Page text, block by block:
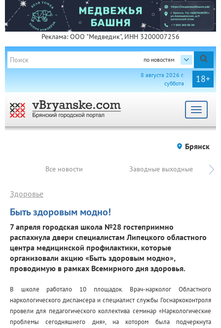
Реклама: ООО "Медведик", ИНН 3200007256
по новостям
18+
8 августа 2026 г.
суббота
Toggle
Брянск
Все новости Заводные выходные
Быть здоровым модно!
Здоровье
7 апреля городская школа №28 гостеприимно
распахнула двери специалистам Липецкого областного
центра медицинской профилактики, которые
организовали акцию «Быть здоровым модно»,
проводимую в рамках Всемирного дня здоровья.
В школе работало 10 площадок. Врач-нарколог Областного
наркологического диспансера и специалист службы Госнаркоконтроля
провели для педагогического коллектива семинар «Наркологические
проблемы сегодняшнего дня», на котором была подчеркнута